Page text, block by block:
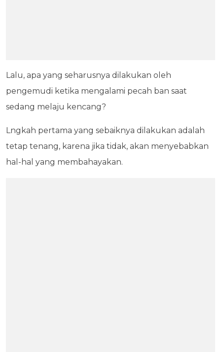
Lalu, apa yang seharusnya dilakukan oleh
pengemudi ketika mengalami pecah ban saat
sedang melaju kencang?
Lngkah pertama yang sebaiknya dilakukan adalah
tetap tenang, karena jika tidak, akan menyebabkan
hal-hal yang membahayakan.